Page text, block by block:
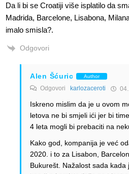
Da li bi se Croatiji više isplatilo da
Madrida, Barcelone, Lisabona,
imalo smisla?.
Odgovori
Alen Šćuric Author
Odgovori karlozaceroti
Iskreno mislim da je u ovom
letova ne bi smjeli ići jer bi
4 leta mogli bi prebaciti na
Kako god, kompanija je već
2020. i to za Lisabon,
Bukurešt. Nažalost sada kada